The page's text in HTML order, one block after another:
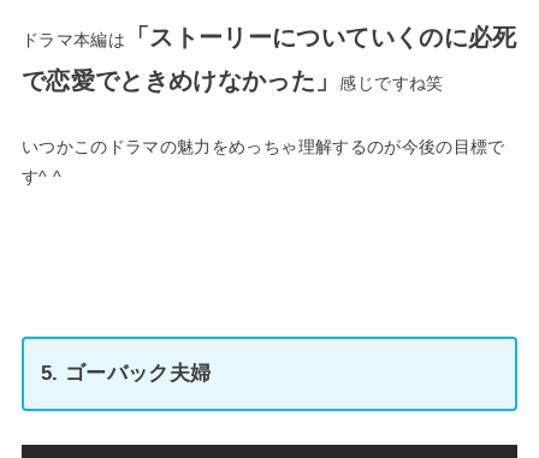
ドラマ本編は
「ストーリーについていくのに必死
で恋愛でときめけなかった」感じですね笑
いつかこのドラマの魅力をめっちゃ理解するのが今後の目標で
す^ ^
5. ゴーバック夫婦